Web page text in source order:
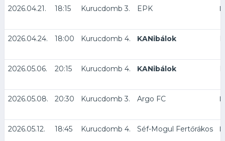
2026.04.21. 18:15 Kurucdomb 3. EPK
2026.04.24. 18:00 Kurucdomb 4. KANibálok
2026.05.06. 20:15 Kurucdomb 4. KANibálok
2026.05.08. 20:30 Kurucdomb 3. Argo FC
2026.05.12. 18:45 Kurucdomb 4. Séf-Mogul Fertőrákos